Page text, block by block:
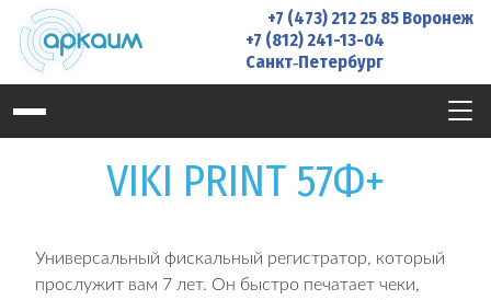
content
+7 (473) 212 25 85 Воронеж
+7 (812) 241-13-04
Санкт‑Петербург
VIKI PRINT 57Ф+
Универсальный фискальный регистратор, который
прослужит вам 7 лет. Он быстро печатает чеки,